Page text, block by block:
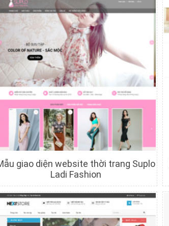
Chi tiết Xem trước
giao diện website thời trang Suplo
Ladi Fashion